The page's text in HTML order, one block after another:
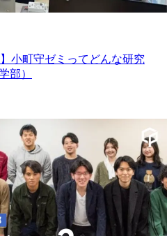
小町守ゼミってどんな研究
部）